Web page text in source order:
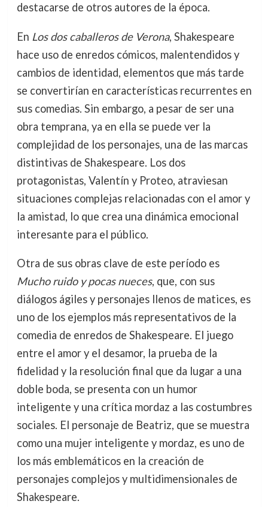
destacarse de otros autores de la época.
En Los dos caballeros de Verona, Shakespeare
hace uso de enredos cómicos, malentendidos y
cambios de identidad, elementos que más tarde
se convertirían en características recurrentes en
sus comedias. Sin embargo, a pesar de ser una
obra temprana, ya en ella se puede ver la
complejidad de los personajes, una de las marcas
distintivas de Shakespeare. Los dos
protagonistas, Valentín y Proteo, atraviesan
situaciones complejas relacionadas con el amor y
la amistad, lo que crea una dinámica emocional
interesante para el público.
Otra de sus obras clave de este período es
Mucho ruido y pocas nueces, que, con sus
diálogos ágiles y personajes llenos de matices, es
uno de los ejemplos más representativos de la
comedia de enredos de Shakespeare. El juego
entre el amor y el desamor, la prueba de la
fidelidad y la resolución final que da lugar a una
doble boda, se presenta con un humor
inteligente y una crítica mordaz a las costumbres
sociales. El personaje de Beatriz, que se muestra
como una mujer inteligente y mordaz, es uno de
los más emblemáticos en la creación de
personajes complejos y multidimensionales de
Shakespeare.